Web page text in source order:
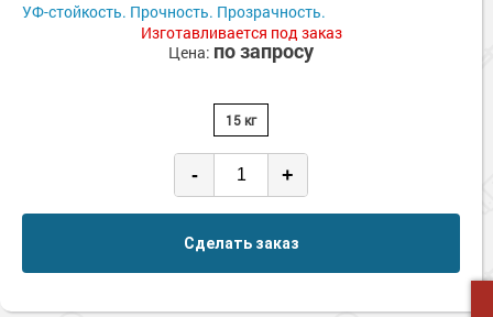
УФ-стойкость. Прочность. Прозрачность.
Изготавливается под заказ
Цена: по запросу
15 кг
- +
Сделать заказ